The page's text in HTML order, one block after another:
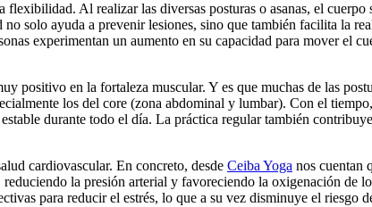
Al realizar las diversas posturas o asanas, el
solo ayuda a prevenir lesiones, sino que también facilita la
experimentan un aumento en su capacidad para mover el
positivo en la fortaleza muscular. Y es que muchas de las
los del core (zona abdominal y lumbar). Con el
durante todo el día. La práctica regular también
cardiovascular. En concreto, desde Ceiba Yoga nos cuentan
la presión arterial y favoreciendo la oxigenación de
para reducir el estrés, lo que a su vez disminuye el riesgo